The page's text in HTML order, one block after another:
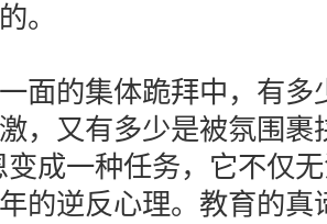
。
的集体跪拜中，有多
，又有多少是被氛围裹
变成一种任务，它不仅
的逆反心理。教育的真